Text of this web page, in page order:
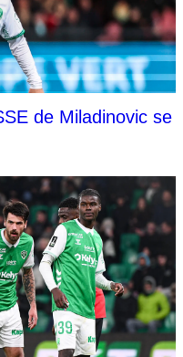
de Miladinovic se